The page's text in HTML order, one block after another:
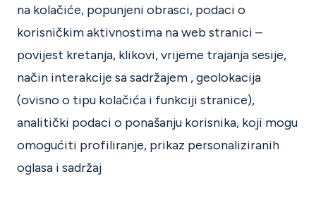
na kolačiće, popunjeni obrasci, podaci o
korisničkim aktivnostima na web stranici –
povijest kretanja, klikovi, vrijeme trajanja sesije,
način interakcije sa sadržajem , geolokacija
(ovisno o tipu kolačića i funkciji stranice),
analitički podaci o ponašanju korisnika, koji mogu
omogućiti profiliranje, prikaz personaliziranih
oglasa i sadržaj